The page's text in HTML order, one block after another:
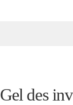
Gel des